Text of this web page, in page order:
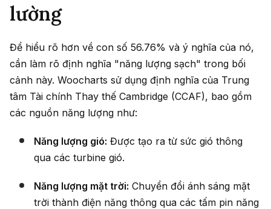
lường
Để hiểu rõ hơn về con số 56.76% và ý nghĩa của nó,
cần làm rõ định nghĩa "năng lượng sạch" trong bối
cảnh này. Woocharts sử dụng định nghĩa của Trung
tâm Tài chính Thay thế Cambridge (CCAF), bao gồm
các nguồn năng lượng như:
Năng lượng gió: Được tạo ra từ sức gió thông
qua các turbine gió.
Năng lượng mặt trời: Chuyển đổi ánh sáng mặt
trời thành điện năng thông qua các tấm pin năng